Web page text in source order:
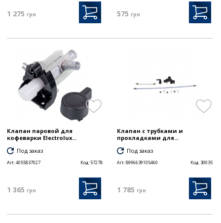
1 275 грн 575 грн
Клапан паровой для
кофеварки Electrolux...
Под заказ
Art:4055837027 Код:57278
1 365 грн
Клапан с трубками и
прокладками для...
Под заказ
Art:8996639105460 Код: 30035
1 785 грн